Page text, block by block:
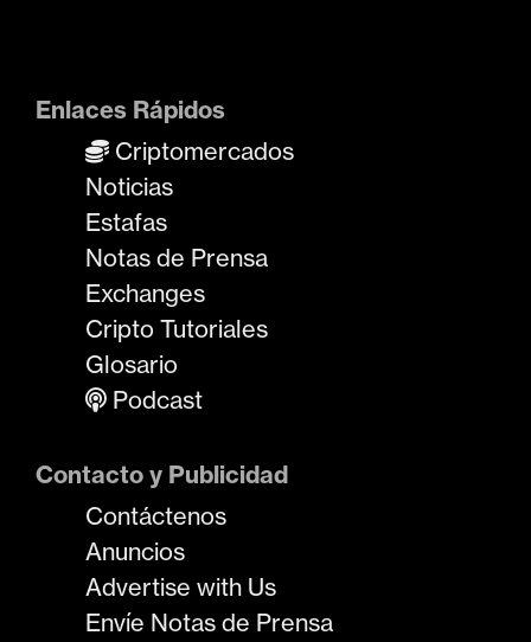
Enlaces Rápidos
Criptomercados
Noticias
Estafas
Notas de Prensa
Exchanges
Cripto Tutoriales
Glosario
Podcast
Contacto y Publicidad
Contáctenos
Anuncios
Advertise with Us
Envíe Notas de Prensa